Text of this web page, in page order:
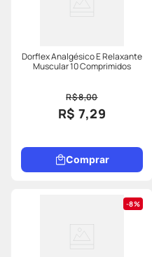
Dorflex Analgésico E Relaxante
Muscular 10 Comprimidos
R$ 8,00
R$ 7,29
Comprar
8%